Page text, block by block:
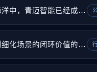
智慧社区的价值海洋中，青迈智能已经成为那艘
物业管理从整体到细化场景的闭环价值的体现